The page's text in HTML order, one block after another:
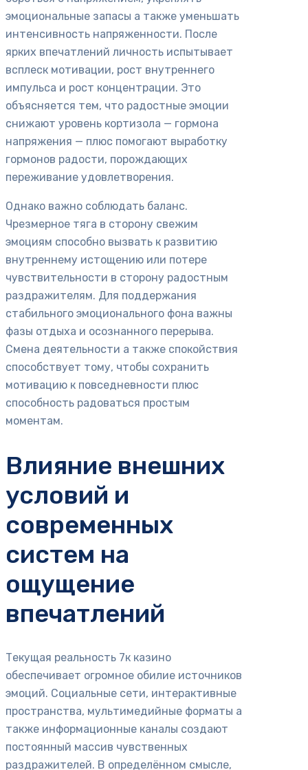
эмоциональные запасы а также уменьшать
интенсивность напряженности. После
ярких впечатлений личность испытывает
всплеск мотивации, рост внутреннего
импульса и рост концентрации. Это
объясняется тем, что радостные эмоции
снижают уровень кортизола — гормона
напряжения — плюс помогают выработку
гормонов радости, порождающих
переживание удовлетворения.
Однако важно соблюдать баланс.
Чрезмерное тяга в сторону свежим
эмоциям способно вызвать к развитию
внутреннему истощению или потере
чувствительности в сторону радостным
раздражителям. Для поддержания
стабильного эмоционального фона важны
фазы отдыха и осознанного перерыва.
Смена деятельности а также спокойствия
способствует тому, чтобы сохранить
мотивацию к повседневности плюс
способность радоваться простым
моментам.
Влияние внешних
условий и
современных
систем на
ощущение
впечатлений
Текущая реальность 7к казино
обеспечивает огромное обилие источников
эмоций. Социальные сети, интерактивные
пространства, мультимедийные форматы а
также информационные каналы создают
постоянный массив чувственных
раздражителей. В определённом смысле,